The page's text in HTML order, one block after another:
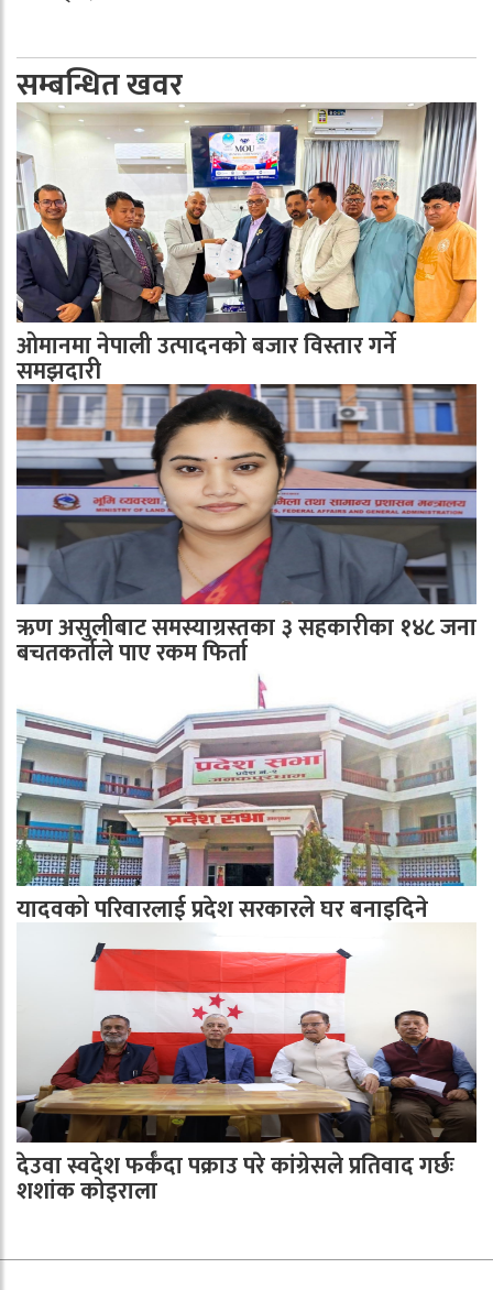
सम्बन्धित खवर
ओमानमा नेपाली उत्पादनको बजार विस्तार गर्ने
समझदारी
ऋण असुलीबाट समस्याग्रस्तका ३ सहकारीका १४८ जना
बचतकर्ताले पाए रकम फिर्ता
यादवको परिवारलाई प्रदेश सरकारले घर बनाइदिने
देउवा स्वदेश फर्कँदा पक्राउ परे कांग्रेसले प्रतिवाद गर्छः
शशांक कोइराला